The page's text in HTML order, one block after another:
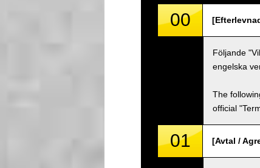
00
Följande
engelska
The
official
01 [Avtal /